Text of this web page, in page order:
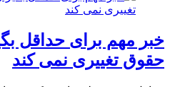
خبر مهم برای حداقل
حقوق تغییری نمی کند